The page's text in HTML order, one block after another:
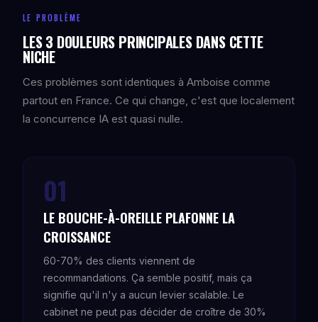
LE PROBLÈME
LES 3 DOULEURS PRINCIPALES DANS CETTE
NICHE
Ces problèmes sont identiques à Amboise comme
partout en France. Ce qui change, c'est que localement
la concurrence IA est quasi nulle.
01
LE BOUCHE-À-OREILLE PLAFONNE LA
CROISSANCE
60-70% des clients viennent de
recommandations. Ça semble positif, mais ça
signifie qu'il n'y a aucun levier scalable. Le
cabinet ne peut pas décider de croître de 30%